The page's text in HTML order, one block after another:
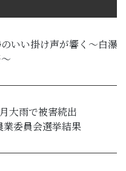
いい掛け声が響く～白瀑
大雨で被害続出
業委員会選挙結果